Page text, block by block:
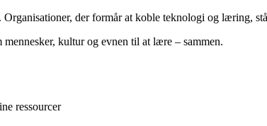
der formår at koble teknologi og læring,
kultur og evnen til at lære – sammen.
ressourcer